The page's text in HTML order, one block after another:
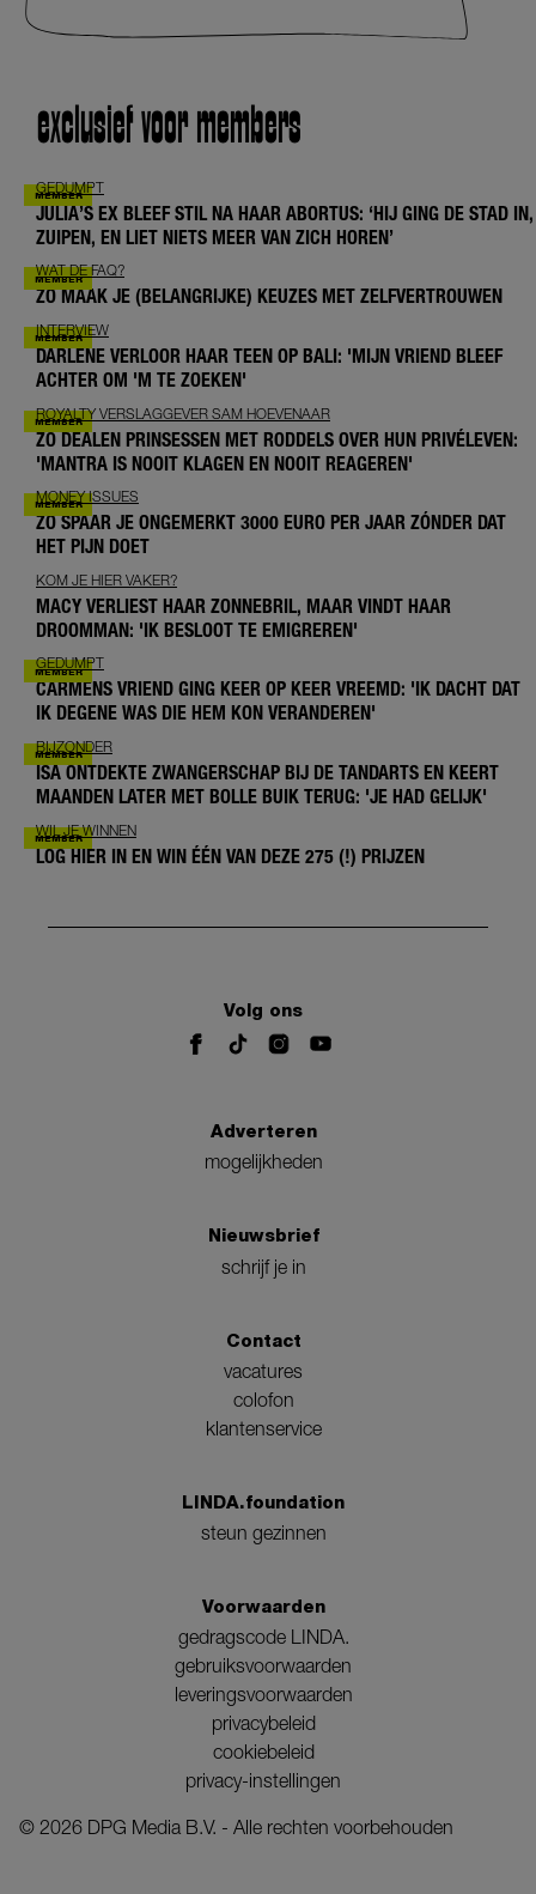
exclusief voor members
GEDUMPT
JULIA’S EX BLEEF STIL NA HAAR ABORTUS: ‘HIJ GING DE STAD IN,
ZUIPEN, EN LIET NIETS MEER VAN ZICH HOREN’
WAT DE FAQ?
ZO MAAK JE (BELANGRIJKE) KEUZES MET ZELFVERTROUWEN
INTERVIEW
DARLENE VERLOOR HAAR TEEN OP BALI: 'MIJN VRIEND BLEEF
ACHTER OM 'M TE ZOEKEN'
ROYALTY VERSLAGGEVER SAM HOEVENAAR
ZO DEALEN PRINSESSEN MET RODDELS OVER HUN PRIVÉLEVEN:
'MANTRA IS NOOIT KLAGEN EN NOOIT REAGEREN'
MONEY ISSUES
ZO SPAAR JE ONGEMERKT 3000 EURO PER JAAR ZÓNDER DAT
HET PIJN DOET
KOM JE HIER VAKER?
MACY VERLIEST HAAR ZONNEBRIL, MAAR VINDT HAAR
DROOMMAN: 'IK BESLOOT TE EMIGREREN'
GEDUMPT
CARMENS VRIEND GING KEER OP KEER VREEMD: 'IK DACHT DAT
IK DEGENE WAS DIE HEM KON VERANDEREN'
BIJZONDER
ISA ONTDEKTE ZWANGERSCHAP BIJ DE TANDARTS EN KEERT
MAANDEN LATER MET BOLLE BUIK TERUG: 'JE HAD GELIJK'
WIL JE WINNEN
LOG HIER IN EN WIN ÉÉN VAN DEZE 275 (!) PRIJZEN
Volg ons
Adverteren
mogelijkheden
Nieuwsbrief
schrijf je in
Contact
vacatures
colofon
klantenservice
LINDA.foundation
steun gezinnen
Voorwaarden
gedragscode LINDA.
gebruiksvoorwaarden
leveringsvoorwaarden
privacybeleid
cookiebeleid
privacy-instellingen
© 2026 DPG Media B.V. - Alle rechten voorbehouden